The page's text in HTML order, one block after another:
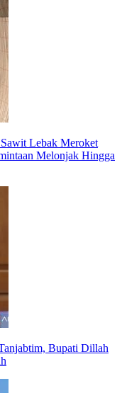
Lebak Meroket
Melonjak Hingga
Bupati Dillah